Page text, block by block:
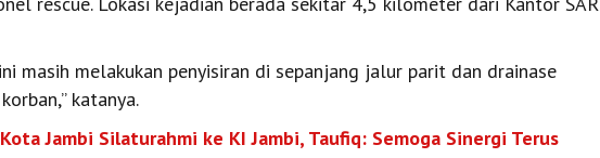
masih melakukan penyisiran di sepanjang jalur parit dan drainase
katanya.
Jambi Silaturahmi ke KI Jambi, Taufiq: Semoga Sinergi Terus